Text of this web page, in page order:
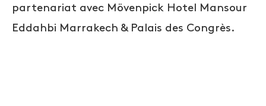
partenariat avec Mövenpick Hotel Mansour
Eddahbi Marrakech & Palais des Congrès.